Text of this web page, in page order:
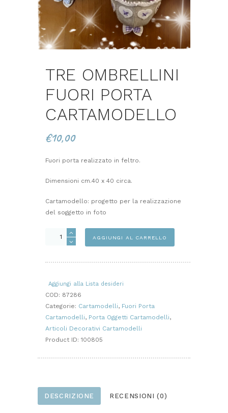
TRE OMBRELLINI
FUORI PORTA
CARTAMODELLO
€10,00
Fuori porta realizzato in feltro.
Dimensioni cm.40 x 40 circa.
Cartamodello: progetto per la realizzazione
del soggetto in foto
OMBRELLINI
AGGIUNGI AL CARRELLO
Aggiungi alla Lista desideri
COD: 87286
Categorie: Cartamodelli, Fuori Porta
Cartamodelli, Porta Oggetti Cartamodelli,
Articoli Decorativi Cartamodelli
Product ID: 100805
DESCRIZIONE RECENSIONI (0)